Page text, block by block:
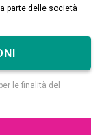
parte delle società
le finalità del